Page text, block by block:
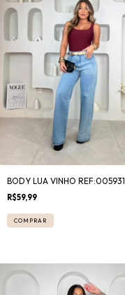
BODY LUA VINHO REF:005931
R$59,99
COMPRAR